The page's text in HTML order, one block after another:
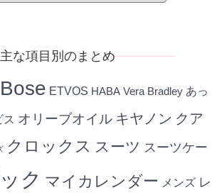
主な項目別のまとめ
Bose ETVOS HABA Vera Bradley あっ
オリーブオイル キヤノン クア
クロックス スーツ スーツケー
ク マイカレンダー メンズ レ